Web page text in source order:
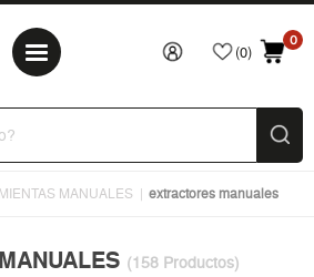
(0)
0
MANUALES extractores manuales
(158 Productos)